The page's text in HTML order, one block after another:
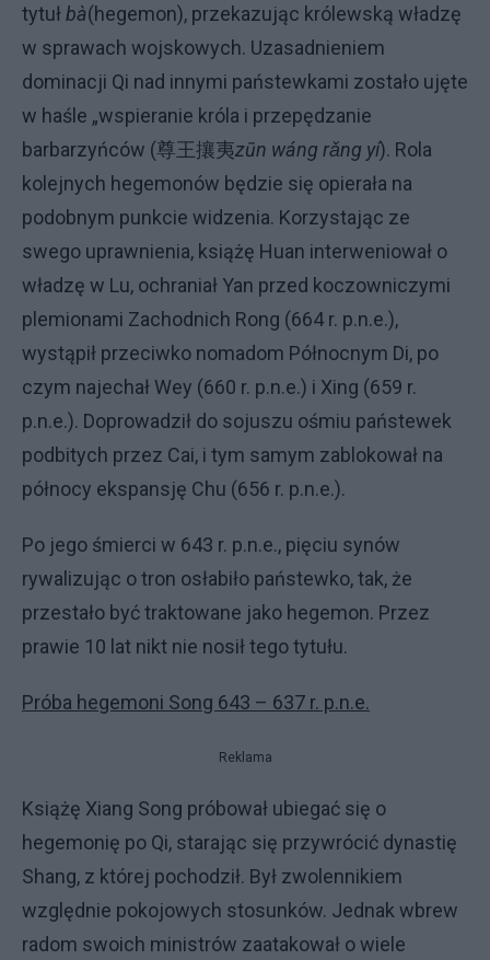
tytułbà(hegemon), przekazując królewską władzę
w sprawach wojskowych. Uzasadnieniem
dominacji Qi nad innymi państewkami zostało ujęte
w haśle „wspieranie króla i przepędzanie
barbarzyńców (尊王攘夷zūn wáng rǎng yí). Rola
kolejnych hegemonów będzie się opierała na
podobnym punkcie widzenia. Korzystając ze
swego uprawnienia, książę Huan interweniował o
władzę w Lu, ochraniał Yan przed koczowniczymi
plemionami Zachodnich Rong (664 r. p.n.e.),
wystąpił przeciwko nomadom Północnym Di, po
czym najechał Wey (660 r. p.n.e.) i Xing (659 r.
p.n.e.). Doprowadził do sojuszu ośmiu państewek
podbitych przez Cai, i tym samym zablokował na
północy ekspansję Chu (656 r. p.n.e.).
Po jego śmierci w 643 r. p.n.e., pięciu synów
rywalizując o tron osłabiło państewko, tak, że
przestało być traktowane jako hegemon. Przez
prawie 10 lat nikt nie nosił tego tytułu.
Próba hegemoni Song 643 – 637 r. p.n.e.
Reklama
Książę Xiang Song próbował ubiegać się o
hegemonię po Qi, starając się przywrócić dynastię
Shang, z której pochodził. Był zwolennikiem
względnie pokojowych stosunków. Jednak wbrew
radom swoich ministrów zaatakował o wiele